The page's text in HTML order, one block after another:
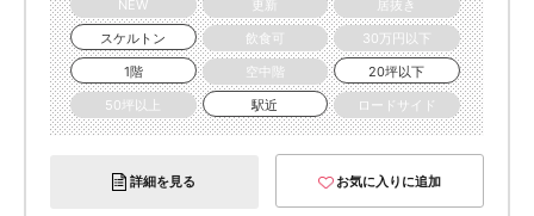
NEW
更新
居抜き
スケルトン
飲食可
30万円以下
1階
空中階
20坪以下
50坪以上
駅近 ロードサイド
詳細を見る お気に入りに追加